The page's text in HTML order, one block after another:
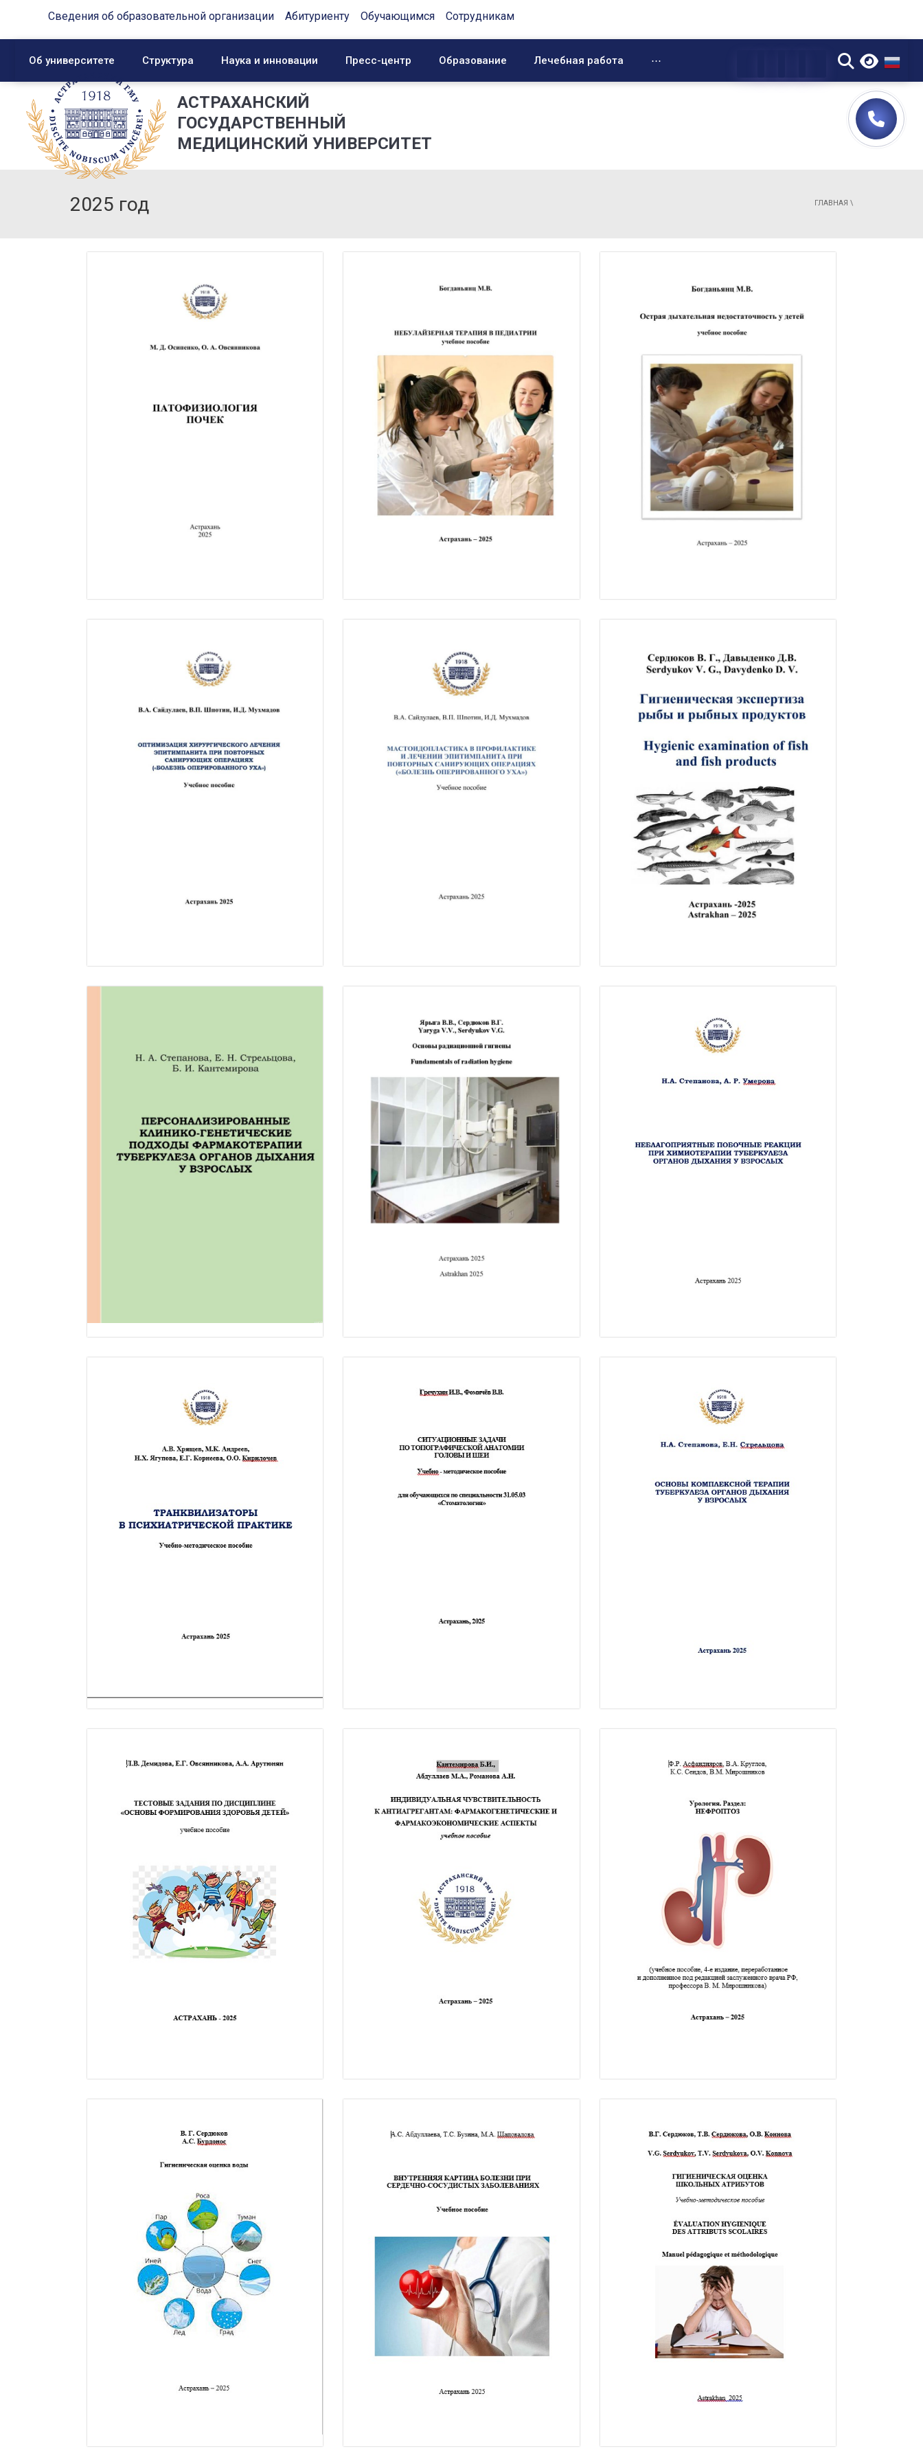
Сведения об образовательной организации Абитуриенту Обучающимся Сотрудникам
Об университете Структура Наука и инновации Пресс-центр Образование Лечебная работа ⋯ ▼
АСТРАХАНСКИЙ
ГОСУДАРСТВЕННЫЙ
МЕДИЦИНСКИЙ УНИВЕРСИТЕТ
2025 год ГЛАВНАЯ \